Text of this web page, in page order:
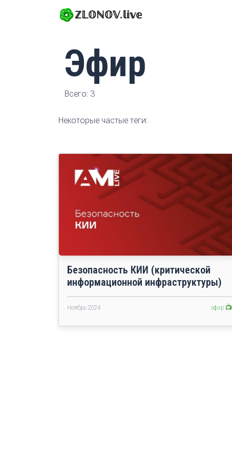
ℤ𝕃𝕆ℕ𝕆𝕍.𝕝𝕚𝕧𝕖
Эфир
Всего: 3
Некоторые частые теги:
Безопасность КИИ (критической
информационной инфраструктуры)
Ноябрь 2024 эфир 📺